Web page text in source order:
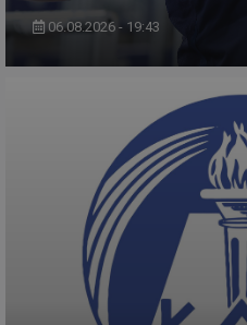
06.08.2026 - 19:43